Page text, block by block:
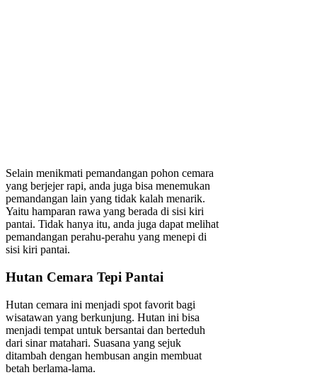
Selain menikmati pemandangan pohon cemara
yang berjejer rapi, anda juga bisa menemukan
pemandangan lain yang tidak kalah menarik.
Yaitu hamparan rawa yang berada di sisi kiri
pantai. Tidak hanya itu, anda juga dapat melihat
pemandangan perahu-perahu yang menepi di
sisi kiri pantai.
Hutan Cemara Tepi Pantai
Hutan cemara ini menjadi spot favorit bagi
wisatawan yang berkunjung. Hutan ini bisa
menjadi tempat untuk bersantai dan berteduh
dari sinar matahari. Suasana yang sejuk
ditambah dengan hembusan angin membuat
betah berlama-lama.